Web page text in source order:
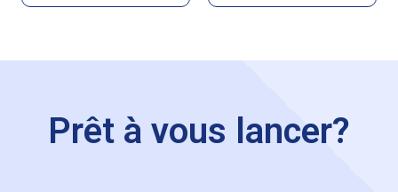
Prêt à vous lancer?